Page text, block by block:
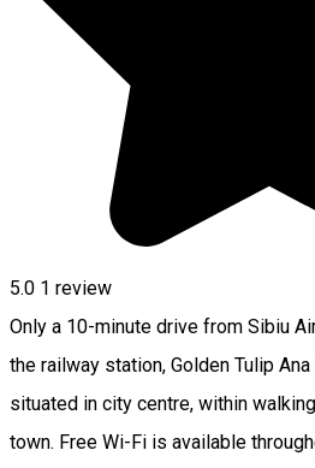
5.0 1 review
Only a 10-minute drive from Sibiu
the railway station, Golden Tulip
situated in city centre, within
town. Free Wi-Fi is available